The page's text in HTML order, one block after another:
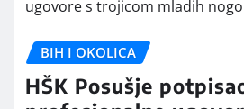
BIH I OKOLICA
HŠK Posušje